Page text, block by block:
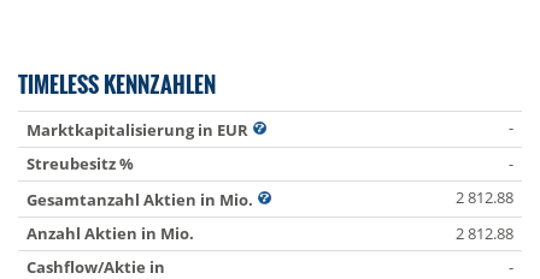
TIMELESS KENNZAHLEN
Marktkapitalisierung in EUR
-
Streubesitz %
-
Gesamtanzahl Aktien in Mio.
2 812.88
Anzahl Aktien in Mio.
2 812.88
Cashflow/Aktie in
-